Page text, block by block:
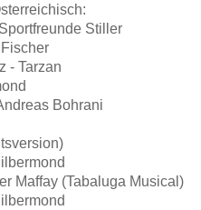
Stiller
- Tarzan
Bohrani
Maffay (Tabaluga Musical)